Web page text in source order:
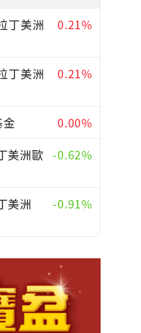
丁美洲
0.21%
丁美洲
0.21%
金
0.00%
美洲歐 -0.62%
美洲
-0.91%